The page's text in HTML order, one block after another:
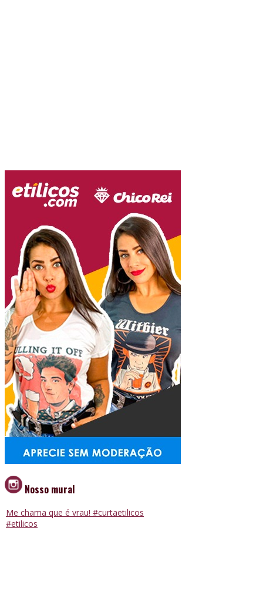
Nosso mural
Me chama que é vrau! #curtaetilicos
#etilicos